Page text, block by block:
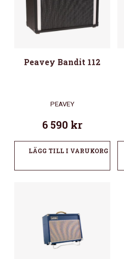
Peavey Bandit 112
PEAVEY
6 590 kr
LÄGG TILL I VARUKORG